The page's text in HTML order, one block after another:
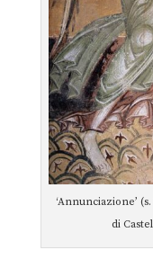
‘Annunciazione’
di